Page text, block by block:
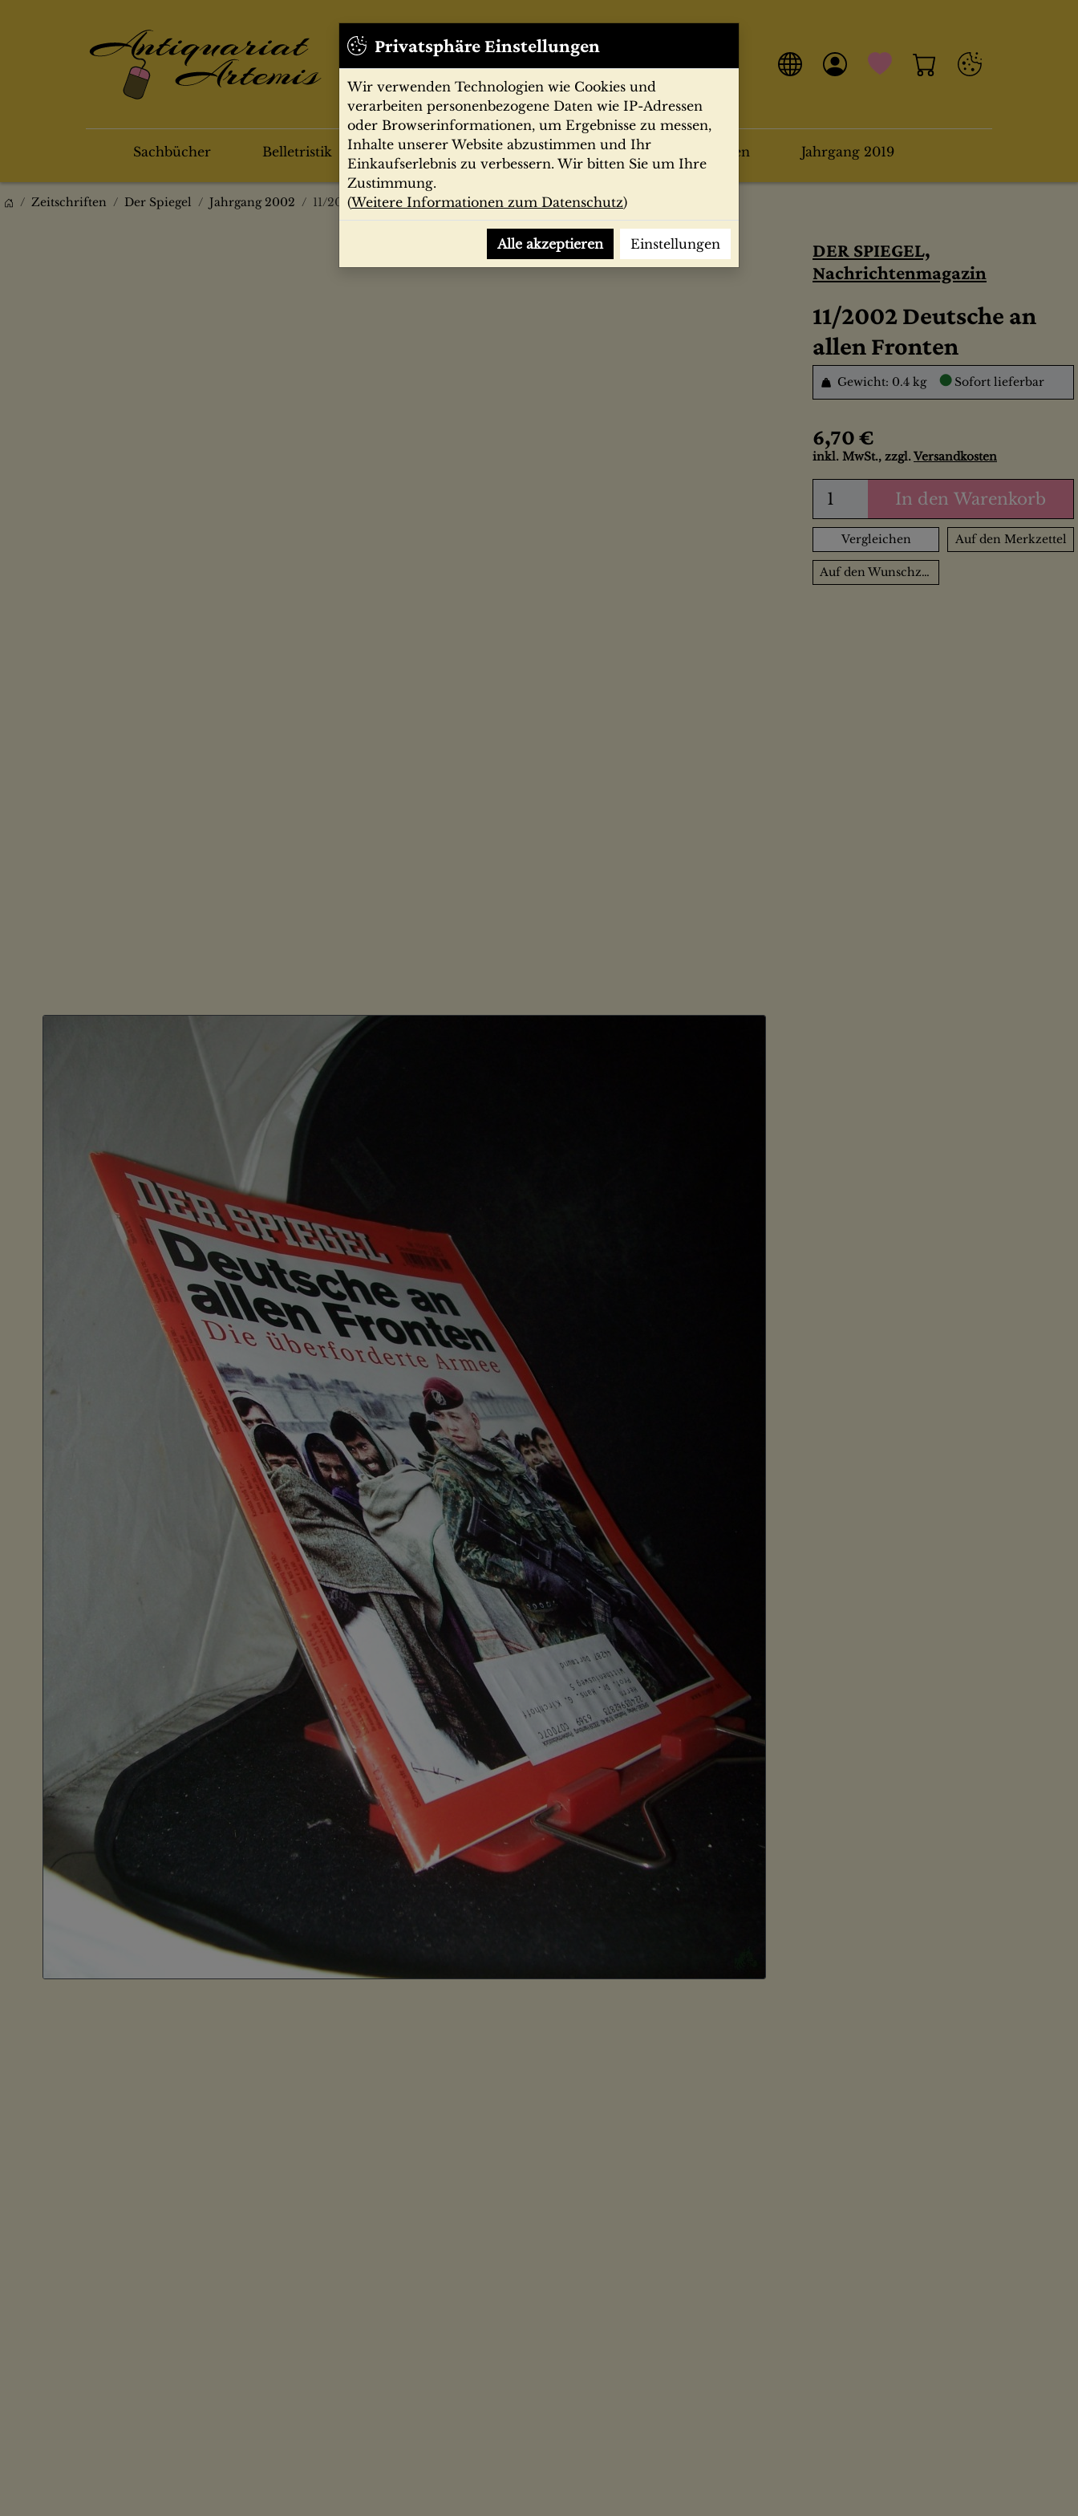
Privatsphäre Einstellungen
Wir verwenden Technologien wie Cookies und
verarbeiten personenbezogene Daten wie IP-Adressen
oder Browserinformationen, um Ergebnisse zu messen,
Inhalte unserer Website abzustimmen und Ihr
Einkaufserlebnis zu verbessern. Wir bitten Sie um Ihre
Zustimmung.
(Weitere Informationen zum Datenschutz)
Alle akzeptieren Einstellungen
Sachbücher Belletristik Zeitschriften Filmprogramme Postkarten Jahrgang 2019
Zeitschriften Der Spiegel Jahrgang 2002 11/2002 Deutsche an allen Fronten
DER SPIEGEL,
Nachrichtenmagazin
11/2002 Deutsche an
allen Fronten
Gewicht: 0.4 kg ● Sofort lieferbar
6,70 €
inkl. MwSt., zzgl. Versandkosten
In den Warenkorb
Vergleichen Auf den Merkzettel
Auf den Wunschzettel